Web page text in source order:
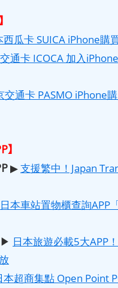
西瓜卡 SUICA iPhone購
通卡 ICOCA 加入
交通卡 PASMO iPhone
】
▶支援繁中！Japan
日本車站置物櫃查詢APP
▶ 日本旅遊必載5大APP
本超商集點 Open Point